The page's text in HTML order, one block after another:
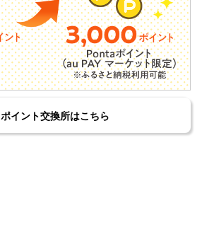
ポイント交換所はこちら